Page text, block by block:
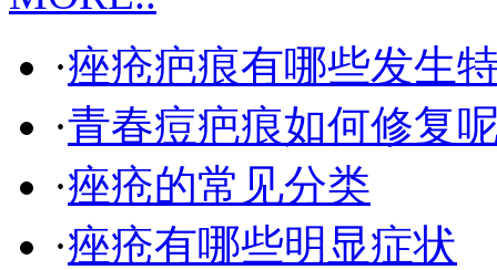
·痤疮疤痕有哪些发生
·青春痘疤痕如何修复
·痤疮的常见分类
·痤疮有哪些明显症状